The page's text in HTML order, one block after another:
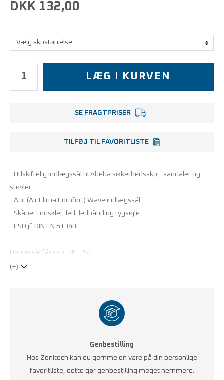
DKK 132,00
LÆG I KURVEN
SE FRAGTPRISER
TILFØJ TIL FAVORITLISTE
- Udskiftelig indlægssål til Abeba sikkerhedssko, -sandaler og -
støvler
- Acc (Air Clima Comfort) Wave indlægssål
- Skåner muskler, led, ledbånd og rygsøjle
- ESD jf. DIN EN 61340
Denne sål fås i str. 36 – 52
(+)
Genbestilling
Hos Zenitech kan du gemme en vare på din personlige
favoritliste, dette gør genbestilling meget nemmere.